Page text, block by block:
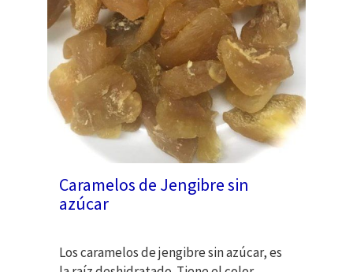
Caramelos de Jengibre sin
azúcar
Los caramelos de jengibre sin azúcar, es